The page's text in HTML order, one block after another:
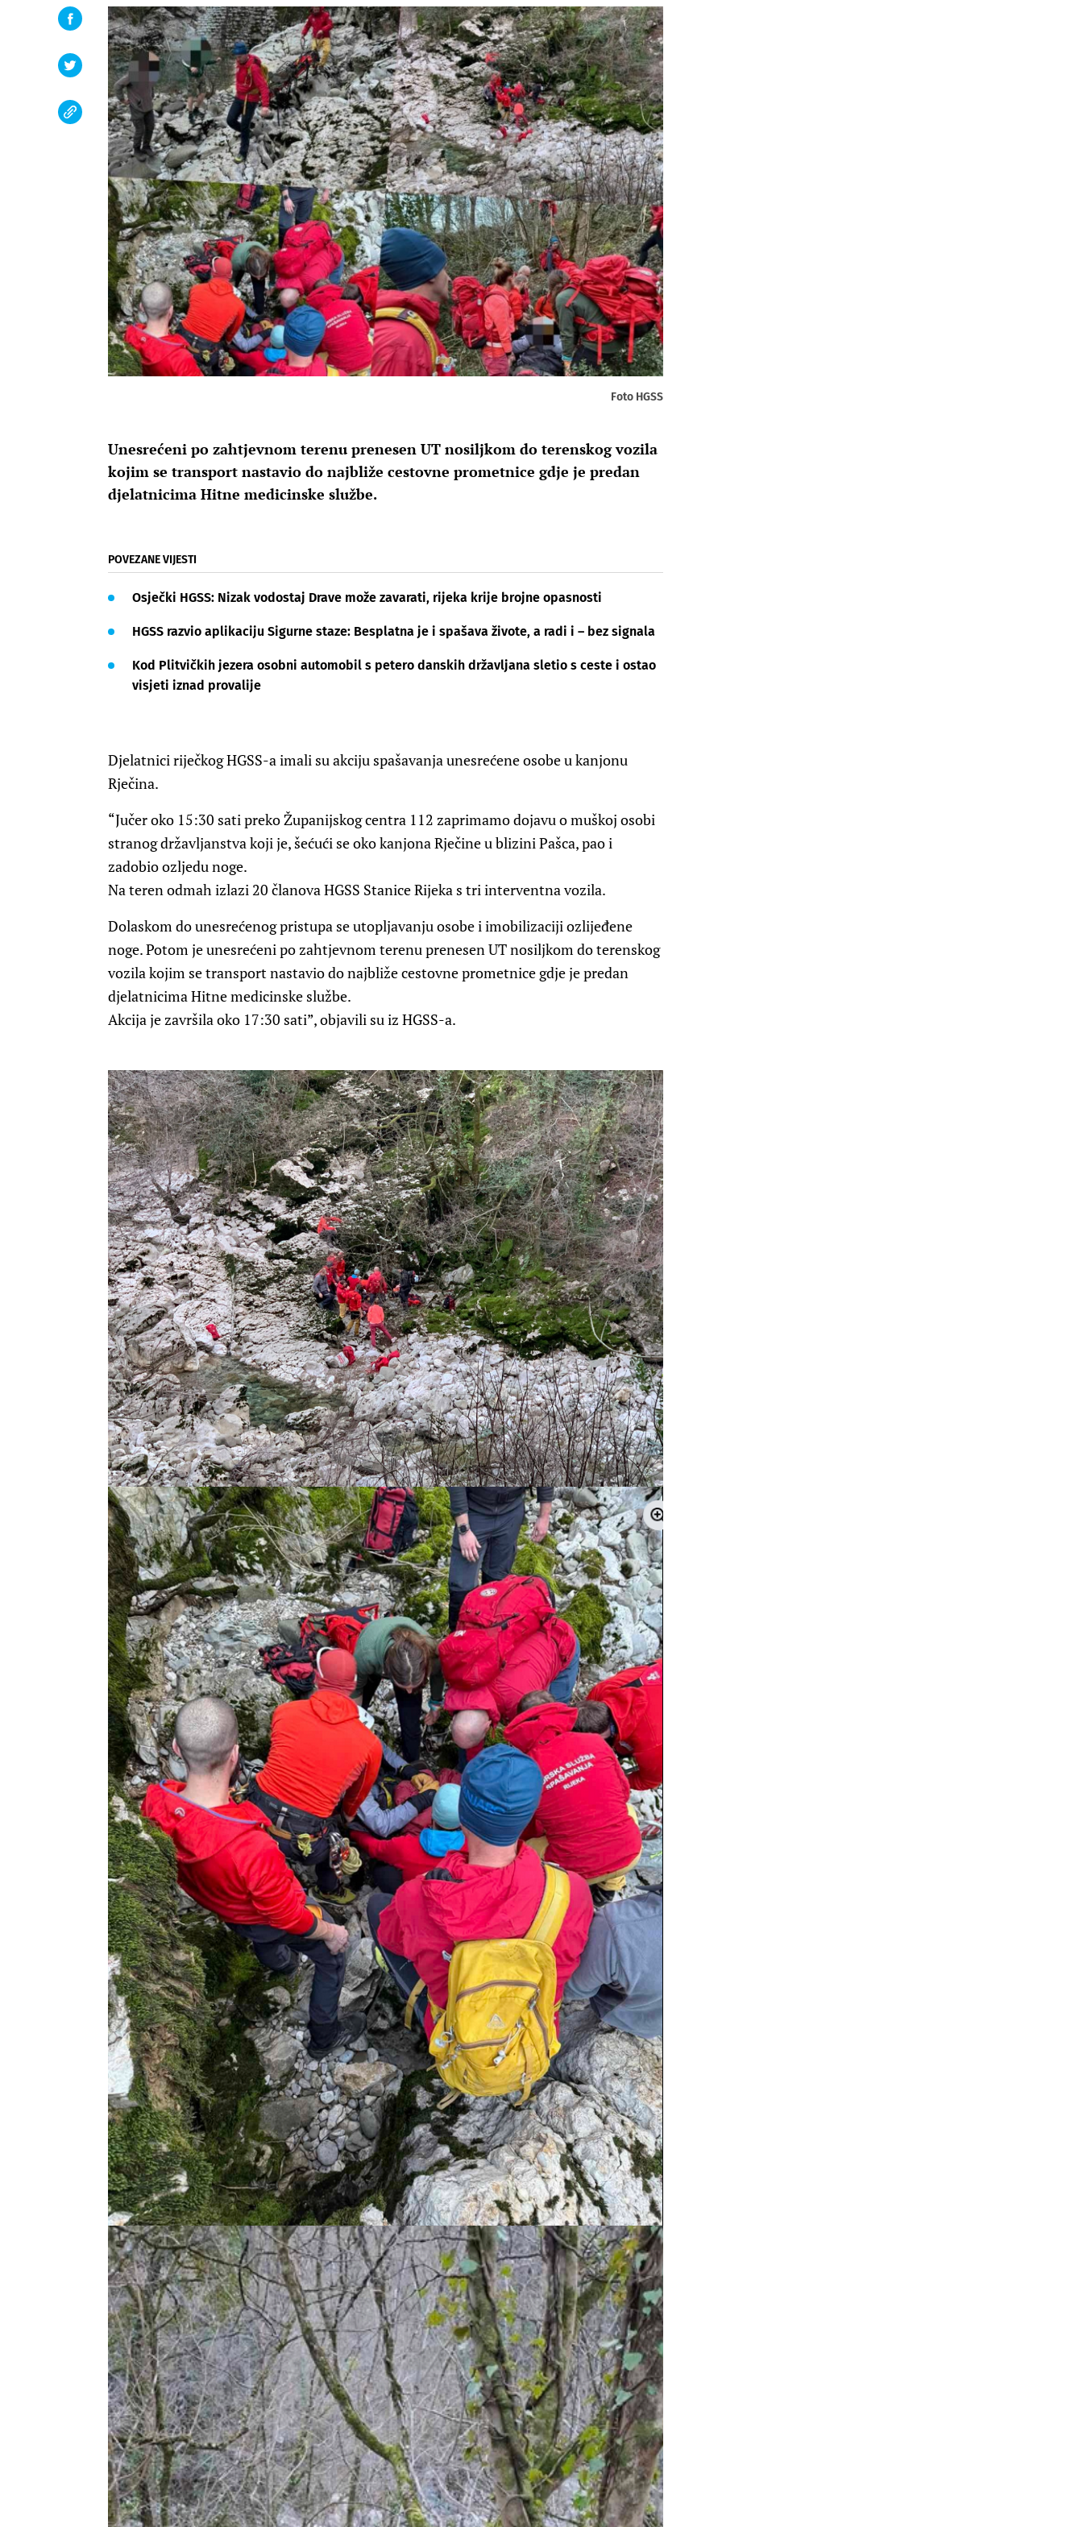
Foto HGSS
Unesrećeni po zahtjevnom terenu prenesen UT nosiljkom do terenskog vozila
kojim se transport nastavio do najbliže cestovne prometnice gdje je predan
djelatnicima Hitne medicinske službe.
POVEZANE VIJESTI
Osječki HGSS: Nizak vodostaj Drave može zavarati, rijeka krije brojne opasnosti
HGSS razvio aplikaciju Sigurne staze: Besplatna je i spašava živote, a radi i – bez signala
Kod Plitvičkih jezera osobni automobil s petero danskih državljana sletio s ceste i ostao
visjeti iznad provalije
Djelatnici riječkog HGSS-a imali su akciju spašavanja unesrećene osobe u kanjonu
Rječina.
“Jučer oko 15:30 sati preko Županijskog centra 112 zaprimamo dojavu o muškoj osobi
stranog državljanstva koji je, šećući se oko kanjona Rječine u blizini Pašca, pao i
zadobio ozljedu noge.
Na teren odmah izlazi 20 članova HGSS Stanice Rijeka s tri interventna vozila.
Dolaskom do unesrećenog pristupa se utopljavanju osobe i imobilizaciji ozlijeđene
noge. Potom je unesrećeni po zahtjevnom terenu prenesen UT nosiljkom do terenskog
vozila kojim se transport nastavio do najbliže cestovne prometnice gdje je predan
djelatnicima Hitne medicinske službe.
Akcija je završila oko 17:30 sati”, objavili su iz HGSS-a.